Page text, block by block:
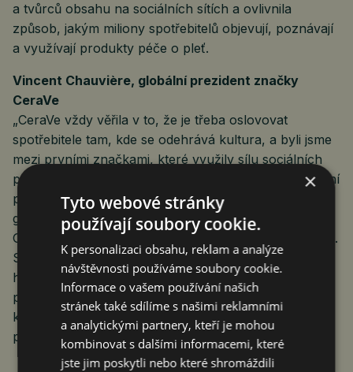
a tvůrců obsahu na sociálních sítích a ovlivnila
způsob, jakým miliony spotřebitelů objevují, poznávají
a využívají produkty péče o pleť.
Vincent Chauvière, globální prezident značky
CeraVe
„CeraVe vždy věřila v to, že je třeba oslovovat
spotřebitele tam, kde se odehrává kultura, a byli jsme
mezi prvními značkami, které využily sílu sociálních
platforem k tomu, aby bylo dermatologické vzdělávání
poutavější a přístupnější,“ uvedl Vincent Chauvière,
globální prezident značky CeraVe. „Prvním ročníkem
Global CerAwards posouváme tento závazek ještě dál.
Spojili jsme 111 tvůrců z 22 zemí v jedinečném
hollywoodském prostředí navrženém tak, aby
posouvalo hranice vyprávění příběhů, podněcovalo
kreativitu a ukazovalo, co všechno je možné, když se
propojí tvůrci, věda a zábava.“
×
Tyto webové stránky
používají soubory cookie.
K personalizaci obsahu, reklam a analýze
návštěvnosti používáme soubory cookie.
Informace o vašem používání našich
stránek také sdílíme s našimi reklamními
a analytickými partnery, kteří je mohou
kombinovat s dalšími informacemi, které
jste jim poskytli nebo které shromáždili